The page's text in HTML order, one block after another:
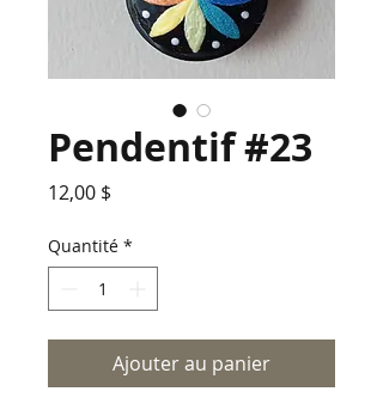
Pendentif #23
12,00 $
Quantité *
Ajouter au panier